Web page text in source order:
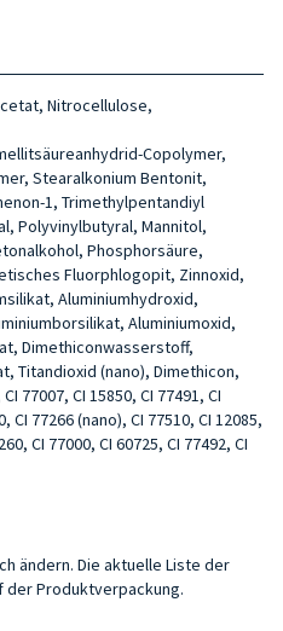
Nitrocellulose,
Copolymer,
Stearalkonium Bentonit,
1, Trimethylpentandiyl
Polyvinylbutyral, Mannitol,
Phosphorsäure,
Fluorphlogopit, Zinnoxid,
Aluminiumhydroxid,
Aluminiumoxid,
Dimethiconwasserstoff,
Titandioxid (nano), Dimethicon,
77007, CI 15850, CI 77491, CI
CI 77266 (nano), CI 77510, CI 12085,
CI 77000, CI 60725, CI 77492, CI
ändern. Die aktuelle Liste der
der Produktverpackung.